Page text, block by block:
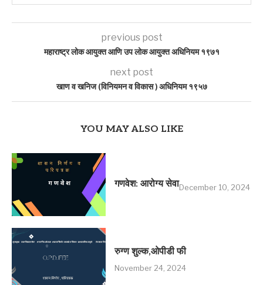
previous post
महाराष्ट्र लोक आयुक्त आणि उप लोक आयुक्त अधिनियम १९७१
next post
खाण व खनिज (विनियमन व विकास ) अधिनियम १९५७
YOU MAY ALSO LIKE
गणवेश: आरोग्य सेवाDecember 10, 2024
रुग्ण शुल्क,ओपीडी फी
November 24, 2024